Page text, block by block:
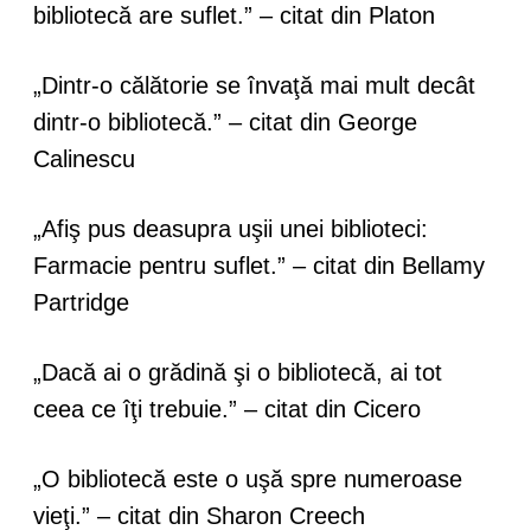
bibliotecă are suflet.” – citat din Platon
„Dintr-o călătorie se învaţă mai mult decât
dintr-o bibliotecă.” – citat din George
Calinescu
„Afiş pus deasupra uşii unei biblioteci:
Farmacie pentru suflet.” – citat din Bellamy
Partridge
„Dacă ai o grădină şi o bibliotecă, ai tot
ceea ce îţi trebuie.” – citat din Cicero
„O bibliotecă este o uşă spre numeroase
vieţi.” – citat din Sharon Creech